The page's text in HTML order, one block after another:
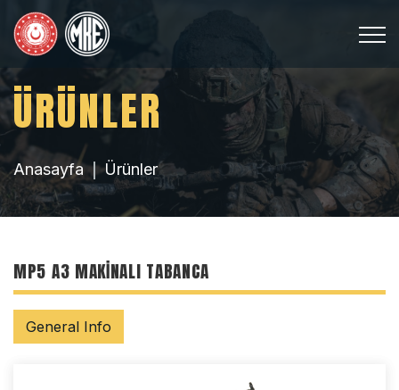
ÜRÜNLER
Anasayfa Ürünler
MP5 A3 MAKINALI TABANCA
General Info